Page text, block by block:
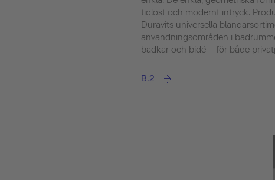
tidlöst och modernt intryck.
Duravits universella
användningsområden i
badkar och bidé – för både
B.2